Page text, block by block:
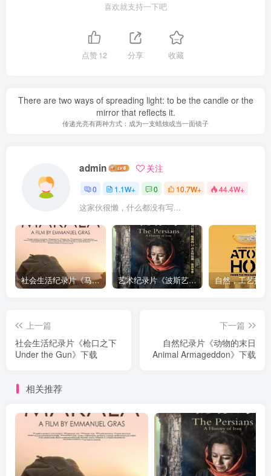
喜欢就支持一下吧
点赞12 分享 收藏
There are two ways of spreading light: to be the candle or the
mirror that reflects it.
传递光亮有两种方式：成为一支蜡烛或当一面镜子
admin 关注
0 1.1W+ 0 10.7W+ 44.4W+
这家伙很懒，什么都没有写...
社会生活纪录片《马加拉 Makala》下载 艺术纪录片《波斯艺术 Art of Persia》下载
上一篇
社会生活纪录片《枪口之下
Under the Gun》下载
下一篇
自然纪录片《动物的末日
Animal Armageddon》下载
相关推荐